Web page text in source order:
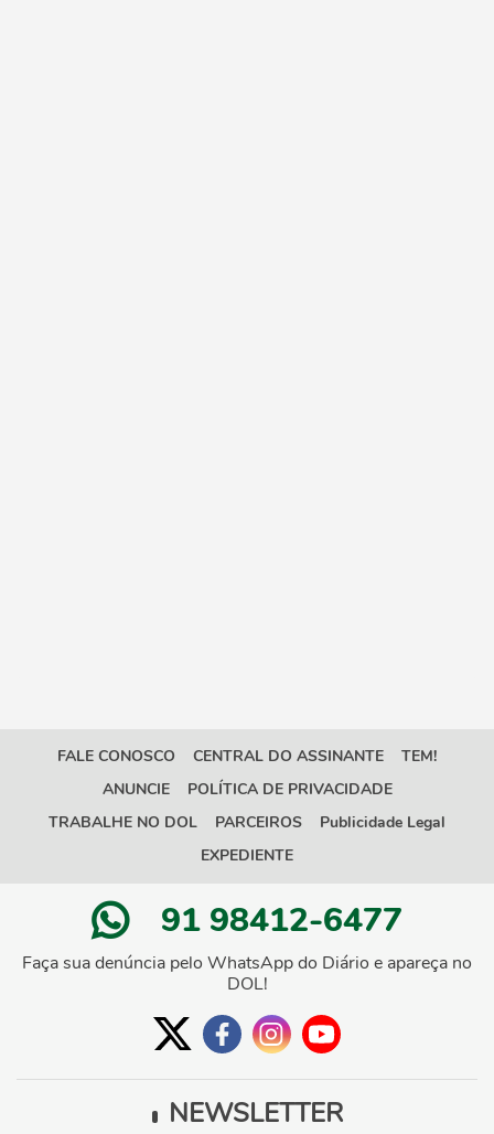
FALE CONOSCO CENTRAL DO ASSINANTE
TEM!
ANUNCIE
POLÍTICA DE PRIVACIDADE
TRABALHE NO DOL
PARCEIROS
Publicidade Legal
EXPEDIENTE
91 98412-6477
Faça sua denúncia pelo WhatsApp do Diário e apareça no
DOL!
NEWSLETTER